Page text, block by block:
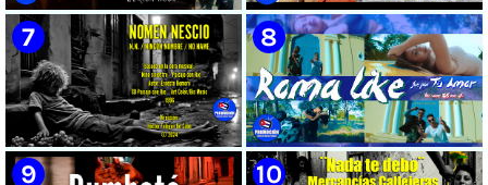
Director: Joel Guilian | Videoclip
| Música Urbana Cubana |
Artistas Cubanos | Canción |
CUBA
Dirección: John Meriles -
Roberto C. González
🟢 Hanoy La Awtoridad |
¨Siempre Tú¨ | Director:
LEWIS.PRODS | Videoclip |
Música Urbana Cubana |
🟡 Ronald & El Karnal de Cuba
- ¨Que bonito es el amor¨ 📺
Videoclip - 🎬 Director: Andros
Barroso